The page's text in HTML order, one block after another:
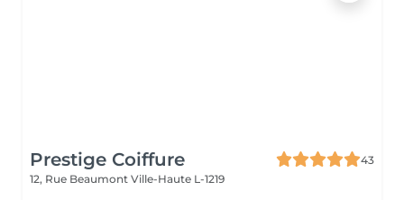
Prestige Coiffure
43
12, Rue Beaumont Ville-Haute L-1219